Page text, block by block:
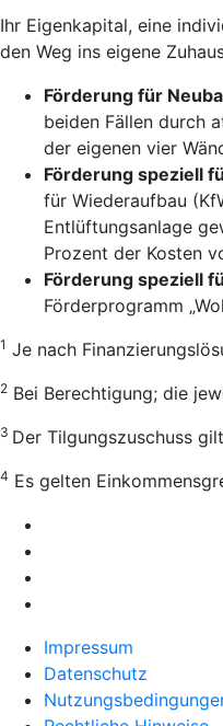
Ihr Eigenkapital, eine
den Weg ins eigene
Förderung für
beiden Fällen durch
der eigenen vier
Förderung speziell
für Wiederaufbau
Entlüftungsanlage
Prozent der Kosten
Förderung speziell
Förderprogramm
1 Je nach
2 Bei Berechtigung; die
3 Der Tilgungszuschuss
4 Es gelten
Impressum
Datenschutz